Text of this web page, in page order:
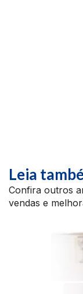
Leia
Confira outros
vendas e